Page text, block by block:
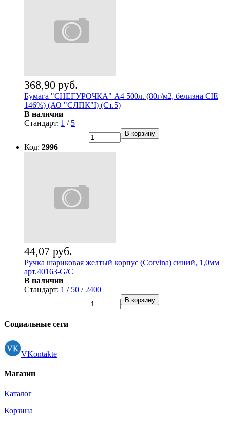
368,90 руб.
Бумага "СНЕГУРОЧКА" А4 500л. (80г/м2, белизна CIE
146%) (АО "СЛПК"I) (Ст.5)
В наличии
Стандарт: 1 / 5
В корзину
Код: 2996
44,07 руб.
Ручка шариковая желтый корпус (Corvina) синий, 1,0мм
арт.40163-G/С
В наличии
Стандарт: 1 / 50 / 2400
В корзину
Социальные сети
VKontakte
Магазин
Каталог
Корзина